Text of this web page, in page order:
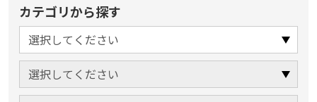
カテゴリから探す